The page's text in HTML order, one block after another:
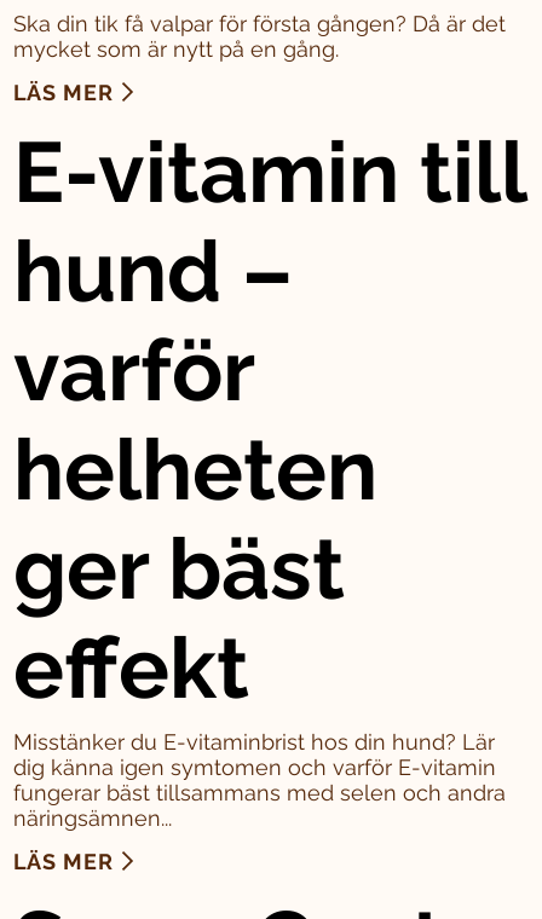
Ska din tik få valpar för första gången? Då är det
mycket som är nytt på en gång.
LÄS MER
E-vitamin till
hund –
varför
helheten
ger bäst
effekt
Misstänker du E-vitaminbrist hos din hund? Lär
dig känna igen symtomen och varför E-vitamin
fungerar bäst tillsammans med selen och andra
näringsämnen...
LÄS MER